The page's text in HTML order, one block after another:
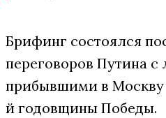
Брифинг состоялся
переговоров Путина с
прибывшими в Москву
й годовщины Победы.